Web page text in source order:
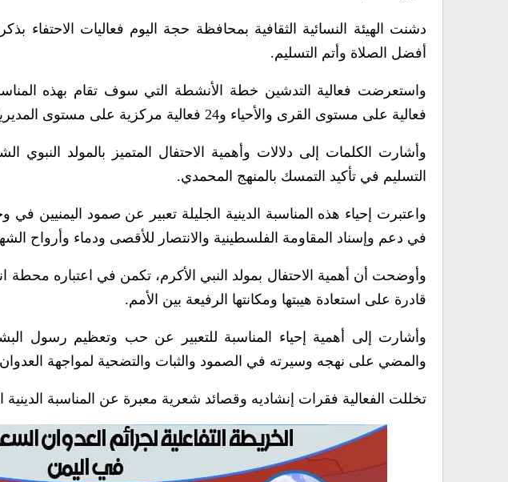
دشنت الهيئة النسائية الثقافية بمحافظة حجة اليوم فعاليات الاحتفاء
أفضل الصلاة وأتم التسليم.
فعالية على مستوى القرى والأحياء و24 فعالية مركزية على مستوى المديريات.
وأشارت الكلمات إلى دلالات وأهمية الاحتفال المتميز بالمولد
التسليم في تأكيد التمسك بالمنهج المحمدي.
واعتبرت إحياء هذه المناسبة الدينية الجليلة تعبير عن صمود اليمنيين
في دعم وإسناد المقاومة الفلسطينية والانتصار للأقصى ودماء وأرواح
وأوضحت أن أهمية الاحتفال بمولد النبي الأكرم، تكمن في اعتباره محطة
قادرة على استعادة هيبتها ومكانتها الرفيعة بين الأمم.
وأشارت إلى أهمية إحياء المناسبة للتعبير عن حب وتعظيم رسول
والمضي على نهجه وسيرته في الصمود والثبات والتضحية لمواجهة
تخللت الفعالية فقرات إنشاديه وقصائد شعرية معبرة عن المناسبة الدينية